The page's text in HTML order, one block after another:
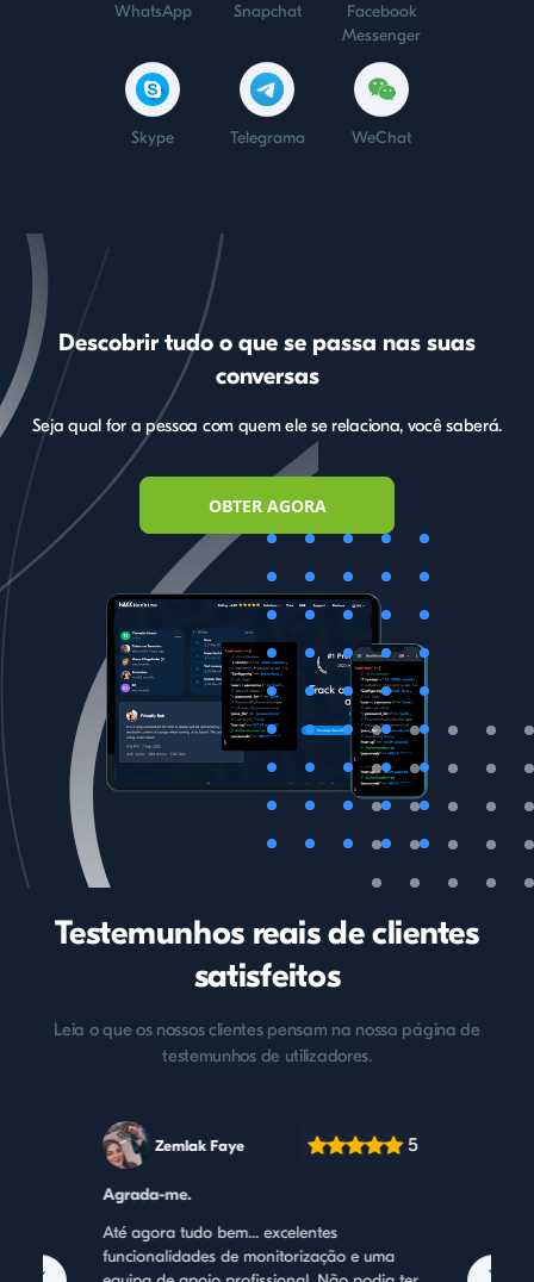
WhatsApp Snapchat
Facebook
Messenger
Skype Telegrama WeChat
Instagram
Localização
GPS atual
Localizar a
geolocalização
Descobrir tudo o que se passa nas suas
conversas
Seja qual for a pessoa com quem ele se relaciona, você saberá.
OBTER AGORA
Testemunhos reais de clientes
satisfeitos
Leia o que os nossos clientes pensam na nossa página de
testemunhos de utilizadores.
Zemlak Faye 5
Agrada-me.
Até agora tudo bem... excelentes
funcionalidades de monitorização e uma
controlar